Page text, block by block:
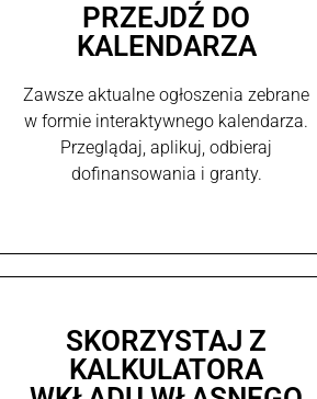
PRZEJDŹ DO
KALENDARZA
Zawsze aktualne ogłoszenia zebrane
w formie interaktywnego kalendarza.
Przeglądaj, aplikuj, odbieraj
dofinansowania i granty.
SKORZYSTAJ Z
KALKULATORA